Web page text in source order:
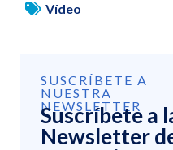
Vídeo
SUSCRÍBETE A
NUESTRA
NEWSLETTER
Suscríbete a
Newsletter